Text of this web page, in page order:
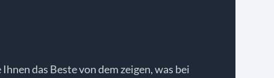
das Beste von dem zeigen, was bei